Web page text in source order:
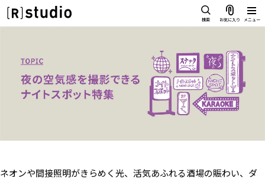
検索 お気に入り メニュー
IMAGE
部屋ごとに写真で見比べたい
ひとつのスタジオであれもこれも
スタジオを探す
SCENE
部屋ごとに写真で見比べたい
VARIATION
カフェやオフィスなどロケシーンも
広さと利用料金で探す
ネオンや間接照明がきらめく光、活気あふれる酒場の賑わい、ダ